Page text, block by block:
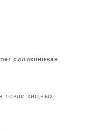
силиконовая
ловли хищных